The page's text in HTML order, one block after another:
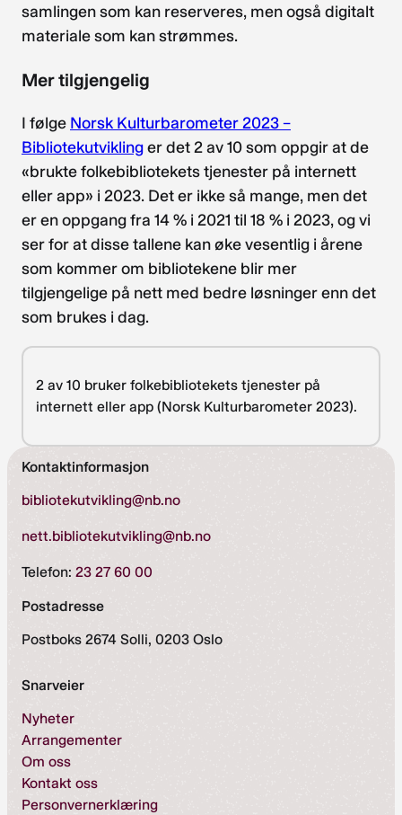
samlingen som kan reserveres, men også digitalt
materiale som kan strømmes.
Mer tilgjengelig
I følge Norsk Kulturbarometer 2023 –
Bibliotekutviklinger det 2 av 10 som oppgir at de
«brukte folkebibliotekets tjenester på internett
eller app» i 2023. Det er ikke så mange, men det
er en oppgang fra 14 % i 2021 til 18 % i 2023, og vi
ser for at disse tallene kan øke vesentlig i årene
som kommer om bibliotekene blir mer
tilgjengelige på nett med bedre løsninger enn det
som brukes i dag.
2 av 10 bruker folkebibliotekets tjenester på
internett eller app (Norsk Kulturbarometer 2023).
Kontaktinformasjon
bibliotekutvikling@nb.no
nett.bibliotekutvikling@nb.no
Telefon: 23 27 60 00
Postadresse
Postboks 2674 Solli, 0203 Oslo
Snarveier
Nyheter
Arrangementer
Om oss
Kontakt oss
Personvernerklæring